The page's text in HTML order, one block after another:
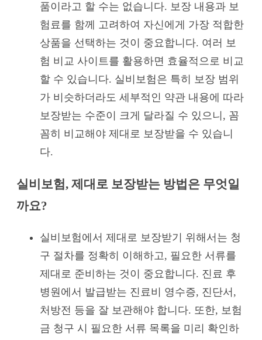
품이라고 할 수는 없습니다. 보장 내용과 보
험료를 함께 고려하여 자신에게 가장 적합한
상품을 선택하는 것이 중요합니다. 여러 보
험 비교 사이트를 활용하면 효율적으로 비교
할 수 있습니다. 실비보험은 특히 보장 범위
가 비슷하더라도 세부적인 약관 내용에 따라
보장받는 수준이 크게 달라질 수 있으니, 꼼
꼼히 비교해야 제대로 보장받을 수 있습니
다.
실비보험, 제대로 보장받는 방법은 무엇일
까요?
실비보험에서 제대로 보장받기 위해서는 청
구 절차를 정확히 이해하고, 필요한 서류를
제대로 준비하는 것이 중요합니다. 진료 후
병원에서 발급받는 진료비 영수증, 진단서,
처방전 등을 잘 보관해야 합니다. 또한, 보험
금 청구 시 필요한 서류 목록을 미리 확인하